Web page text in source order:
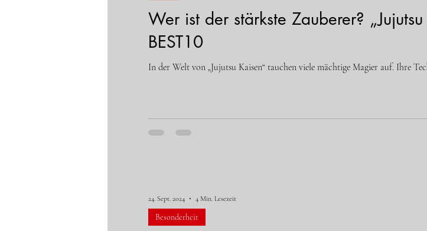
Wer ist der stärkste Zauberer?
BEST10
In der Welt von „Jujutsu Kaisen“ tauchen viele mächtige Magier auf. Ihre
Besonderheit
24. Sept. 2024 4 Min. Lesezeit